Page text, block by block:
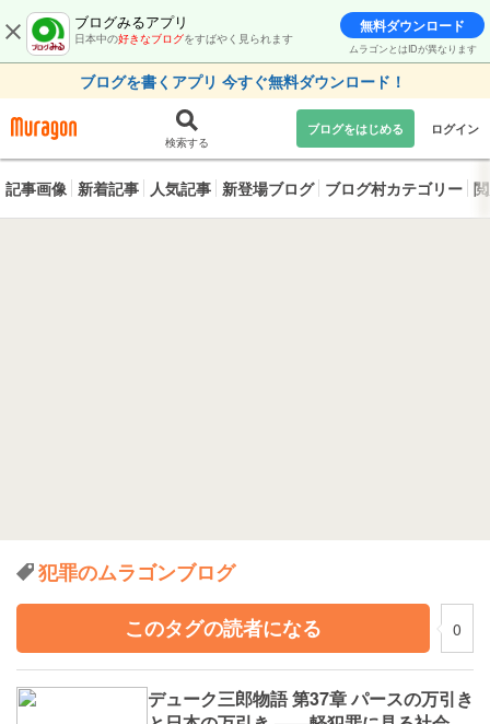
ブログみるアプリ
日本中の好きなブログをすばやく見られます
無料ダウンロード
ムラゴンとはIDが異なります
ブログを書くアプリ 今すぐ無料ダウンロード！
検索する
ブログをはじめる ログイン
記事画像 新着記事 人気記事 新登場ブログ ブログ村カテゴリー
犯罪のムラゴンブログ
このタグの読者になる
0
デューク三郎物語 第37章 パースの万引き